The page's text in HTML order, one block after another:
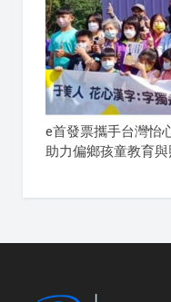
e首發票攜手台灣怡
助力偏鄉孩童教育